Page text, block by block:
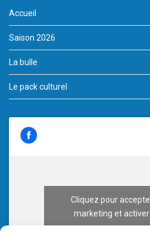
Accueil
Saison 2026
La bulle
Le pack culturel
Cliquez pour
marketing et